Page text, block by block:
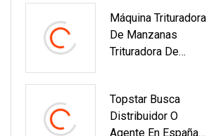
Automóvil Del
Vuelo De Cnbf
Máquina Trituradora
De Manzanas
Trituradora De
Frutas
Topstar Busca
Distribuidor O
Agente En España